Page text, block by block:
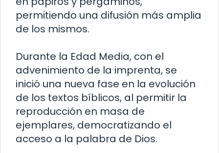
permitiendo una difusión más amplia
de los mismos.
Durante la Edad Media, con el
advenimiento de la imprenta, se
inició una nueva fase en la evolución
de los textos bíblicos, al permitir la
reproducción en masa de
ejemplares, democratizando el
acceso a la palabra de Dios.